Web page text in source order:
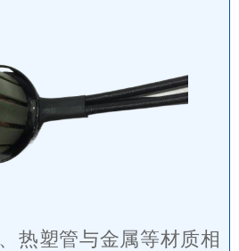
热塑管与金属等材质相